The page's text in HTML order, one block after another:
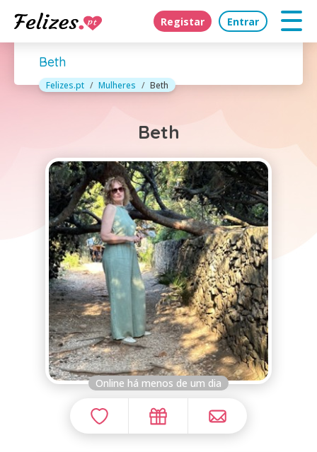
Registar Entrar
Beth
Felizes.pt Mulheres Beth
Beth
Online há menos de um dia